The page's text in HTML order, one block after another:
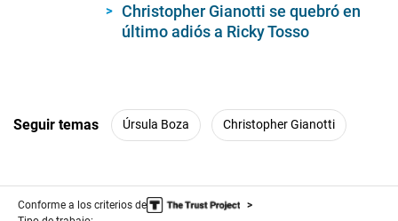
Christopher Gianotti se quebró en
último adiós a Ricky Tosso
Seguir temas Úrsula Boza Christopher Gianotti
Conforme a los criterios de